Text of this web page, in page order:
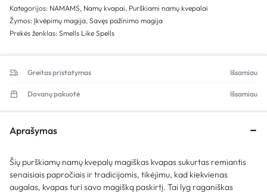
Kategorijos: NAMAMS, Namų kvapai, Purškiami namų kvepalai
Žymos: Įkvėpimų magija, Savęs pažinimo magija
Prekės ženklas: Smells Like Spells
Greitas pristatymas Išsamiau
Dovanų pakuotė Išsamiau
Aprašymas
Šių purškiamų namų kvepalų magiškas kvapas sukurtas remiantis
senaisiais papročiais ir tradicijomis, tikėjimu, kad kiekvienas
augalas, kvapas turi savo magišką paskirtį. Tai lyg raganiškas